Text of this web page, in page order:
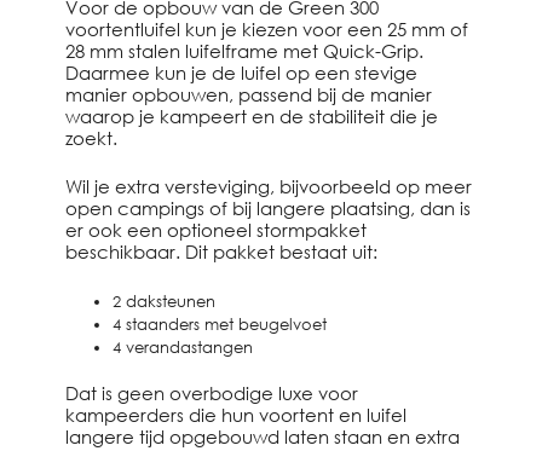
Voor de opbouw van de Green 300
voortentluifel kun je kiezen voor een 25 mm of
28 mm stalen luifelframe met Quick-Grip.
Daarmee kun je de luifel op een stevige
manier opbouwen, passend bij de manier
waarop je kampeert en de stabiliteit die je
zoekt.
Wil je extra versteviging, bijvoorbeeld op meer
open campings of bij langere plaatsing, dan is
er ook een optioneel stormpakket
beschikbaar. Dit pakket bestaat uit:
2 daksteunen
4 staanders met beugelvoet
4 verandastangen
Dat is geen overbodige luxe voor
kampeerders die hun voortent en luifel
langere tijd opgebouwd laten staan en extra